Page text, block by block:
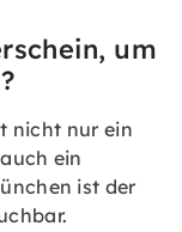
um
nicht nur ein
ein
ist der